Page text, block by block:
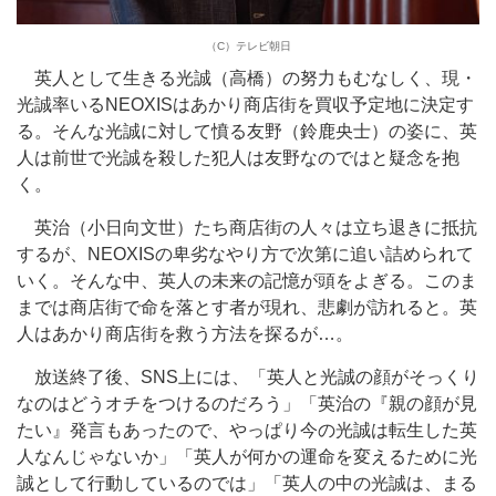
（C）テレビ朝日
英人として生きる光誠（高橋）の努力もむなしく、現・
光誠率いるNEOXISはあかり商店街を買収予定地に決定す
る。そんな光誠に対して憤る友野（鈴鹿央士）の姿に、英
人は前世で光誠を殺した犯人は友野なのではと疑念を抱
く。
英治（小日向文世）たち商店街の人々は立ち退きに抵抗
するが、NEOXISの卑劣なやり方で次第に追い詰められて
いく。そんな中、英人の未来の記憶が頭をよぎる。このま
までは商店街で命を落とす者が現れ、悲劇が訪れると。英
人はあかり商店街を救う方法を探るが…。
放送終了後、SNS上には、「英人と光誠の顔がそっくり
なのはどうオチをつけるのだろう」「英治の『親の顔が見
たい』発言もあったので、やっぱり今の光誠は転生した英
人なんじゃないか」「英人が何かの運命を変えるために光
誠として行動しているのでは」「英人の中の光誠は、まる